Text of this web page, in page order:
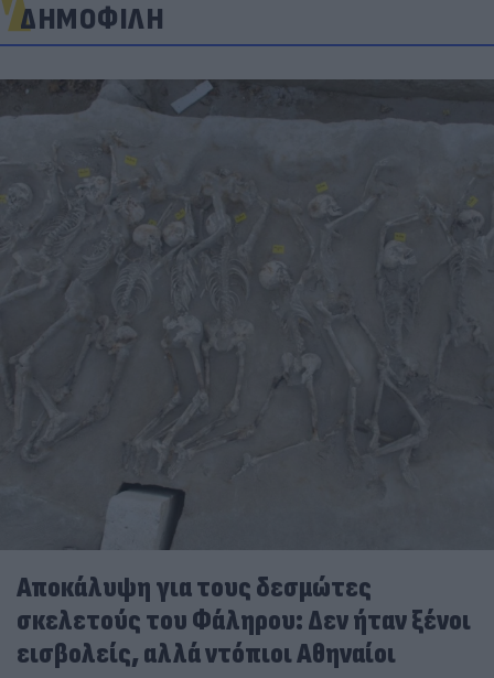
ΔΗΜΟΦΙΛΗ
Αποκάλυψη για τους δεσμώτες
σκελετούς του Φάληρου: Δεν ήταν ξένοι
εισβολείς, αλλά ντόπιοι Αθηναίοι